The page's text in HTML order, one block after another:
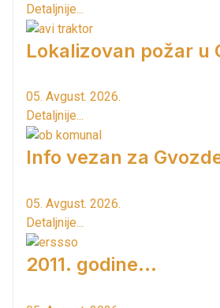
Detaljnije...
Lokalizovan požar u
05. Avgust. 2026.
Detaljnije...
Info vezan za
05. Avgust. 2026.
Detaljnije...
2011. godine...